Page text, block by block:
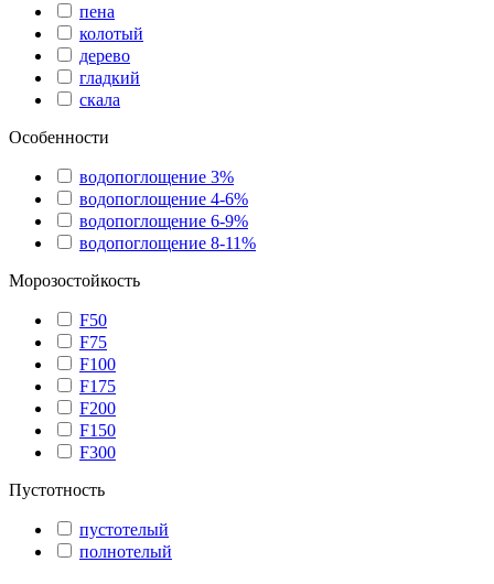
пена
колотый
дерево
гладкий
скала
Особенности
водопоглощение 3%
водопоглощение 4-6%
водопоглощение 6-9%
водопоглощение 8-11%
Морозостойкость
F50
F75
F100
F175
F200
F150
F300
Пустотность
пустотелый
полнотелый